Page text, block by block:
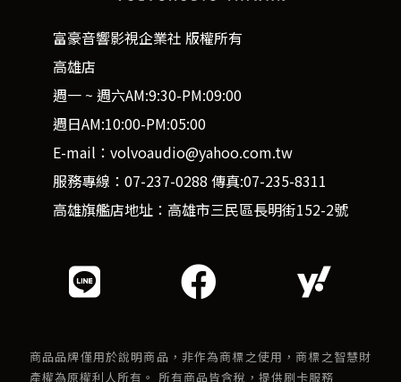
富豪音響影視企業社 版權所有
高雄店
週一 ~ 週六AM:9:30-PM:09:00
週日AM:10:00-PM:05:00
E-mail：volvoaudio@yahoo.com.tw
服務專線：07-237-0288 傳真:07-235-8311
高雄旗艦店地址：高雄市三民區長明街152-2號
商品品牌僅用於說明商品，非作為商標之使用，商標之智慧財
產權為原權利人所有。 所有商品皆含稅，提供刷卡服務